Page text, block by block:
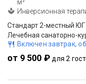
м²
Инверсионная
Стандарт 2-местный ЮГ
Лечебная санаторно-
Включен завтрак,
от 9 500 ₽ для 2